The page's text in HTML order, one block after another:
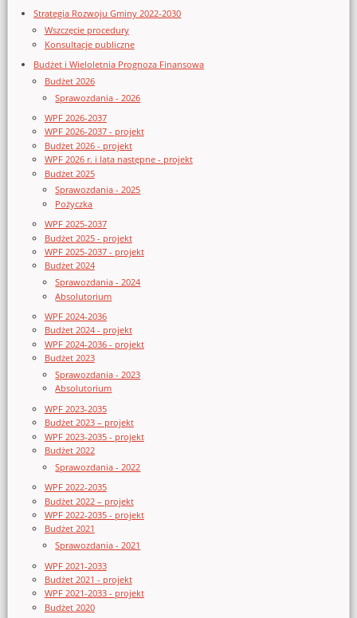
Strategia Rozwoju Gminy 2022-2030
Wszczęcie procedury
Konsultacje publiczne
Budżet i Wieloletnia Prognoza Finansowa
Budżet 2026
Sprawozdania - 2026
WPF 2026-2037
WPF 2026-2037 - projekt
Budżet 2026 - projekt
WPF 2026 r. i lata następne - projekt
Budżet 2025
Sprawozdania - 2025
Pożyczka
WPF 2025-2037
Budżet 2025 - projekt
WPF 2025-2037 - projekt
Budżet 2024
Sprawozdania - 2024
Absolutorium
WPF 2024-2036
Budżet 2024 - projekt
WPF 2024-2036 - projekt
Budżet 2023
Sprawozdania - 2023
Absolutorium
WPF 2023-2035
Budżet 2023 – projekt
WPF 2023-2035 - projekt
Budżet 2022
Sprawozdania - 2022
WPF 2022-2035
Budżet 2022 – projekt
WPF 2022-2035 - projekt
Budżet 2021
Sprawozdania - 2021
WPF 2021-2033
Budżet 2021 - projekt
WPF 2021-2033 - projekt
Budżet 2020